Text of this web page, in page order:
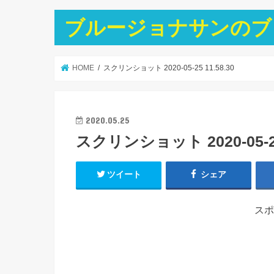
ブルージョナサンの
HOME スクリンショット 2020-05-25 11.58.30
2020.05.25
スクリンショット 2020-05-
ツイート シェア
ス